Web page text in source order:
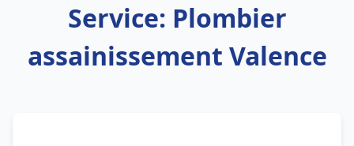
Service: Plombier
assainissement Valence